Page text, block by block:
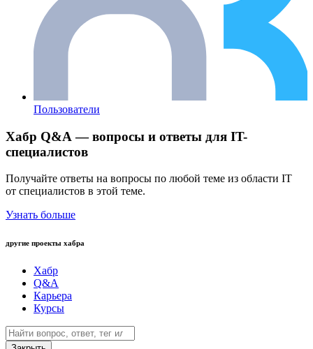
Пользователи
Хабр Q&A — вопросы и ответы для IT-
специалистов
Получайте ответы на вопросы по любой теме из области IT
от специалистов в этой теме.
Узнать больше
другие проекты хабра
Хабр
Q&A
Карьера
Курсы